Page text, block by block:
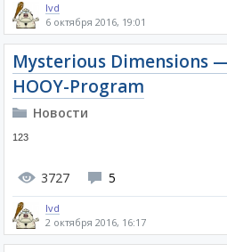
lvd
6 октября 2016, 19:01
Mysterious Dimensions
HOOY-Program
Новости
123
3727 5
lvd
2 октября 2016, 16:17